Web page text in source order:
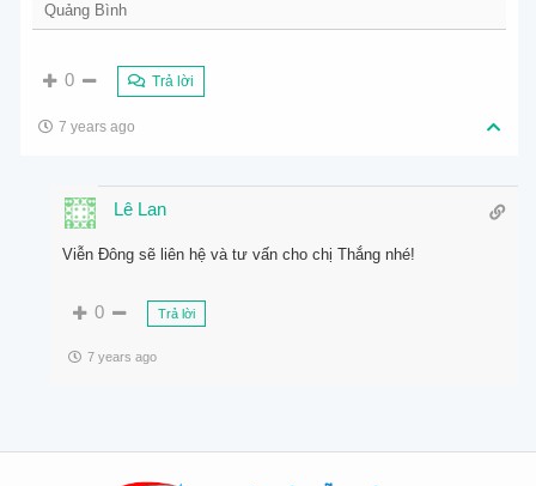
Quảng Bình
0 Trả lời
7 years ago
Lê Lan
Viễn Đông sẽ liên hệ và tư vấn cho chị Thắng nhé!
0 Trả lời
7 years ago